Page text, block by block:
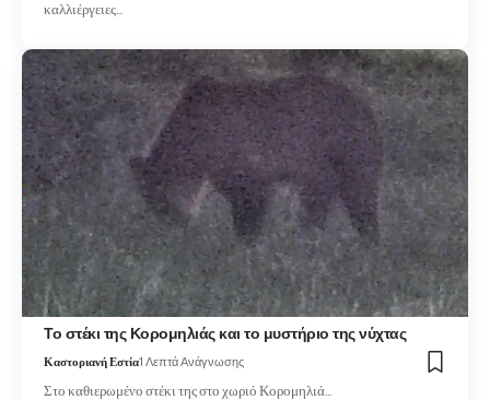
καλλιέργειες…
Το στέκι της Κορομηλιάς και το μυστήριο της νύχτας
Καστοριανή Εστία1 Λεπτά Ανάγνωσης
Στο καθιερωμένο στέκι της στο χωριό Κορομηλιά…